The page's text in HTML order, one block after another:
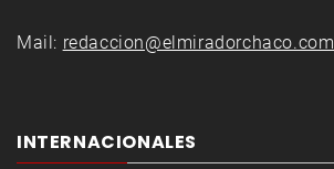
Mail: redaccion@elmiradorchaco.com
INTERNACIONALES